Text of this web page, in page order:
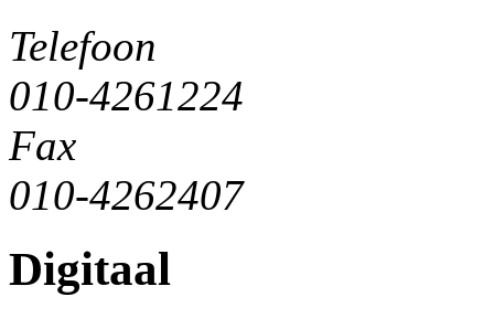
Telefoon
010-4261224
Fax
010-4262407
Digitaal